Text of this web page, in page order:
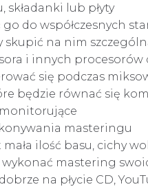
lub płyty
do współczesnych
na nim
i innych
się podczas
będzie równać się
masteringu
ilość basu, cichy
wykonać mastering
na płycie CD,